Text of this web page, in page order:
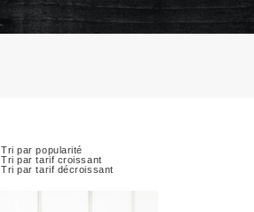
Tri par popularité
Tri par tarif croissant
Tri par tarif décroissant